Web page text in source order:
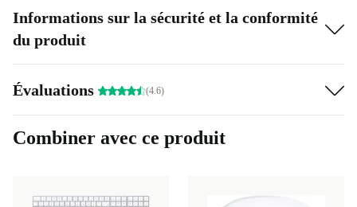
fonctionne parfaitement bien. Il réduit par ailleurs les
émissions de CO2 de 70 % et les déchets électroniques
polluants – c’est donc gagnant-gagnant.
Informations sur la sécurité et la conformité
du produit
Évaluations (4.6)
Combiner avec ce produit